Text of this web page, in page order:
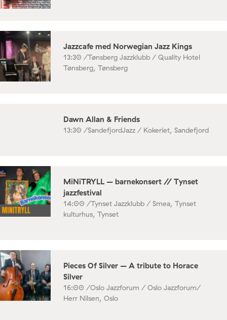
Jazzcafe med Norwegian Jazz Kings
13:30 /Tønsberg Jazzklubb / Quality Hotel
Tønsberg, Tønsberg
Dawn Allan & Friends
13:30 /SandefjordJazz / Kokeriet, Sandefjord
MiNiTRYLL – barnekonsert // Tynset
jazzfestival
14:00 /Tynset Jazzklubb / Smea, Tynset
kulturhus, Tynset
Pieces Of Silver – A tribute to Horace
Silver
16:00 /Oslo Jazzforum / Oslo Jazzforum/
Herr Nilsen, Oslo